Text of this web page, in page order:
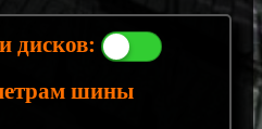
дисков:
шины